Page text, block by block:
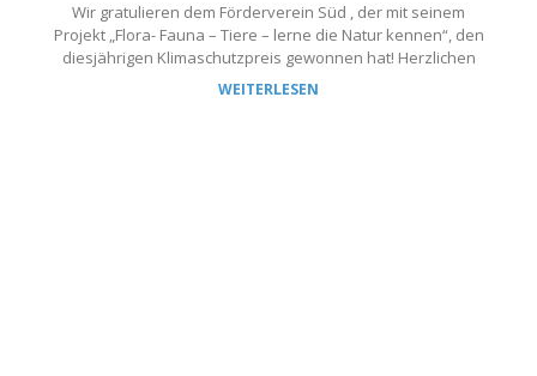
Wir gratulieren dem Förderverein Süd , der mit seinem
Projekt „Flora- Fauna – Tiere – lerne die Natur kennen“, den
diesjährigen Klimaschutzpreis gewonnen hat! Herzlichen
WEITERLESEN